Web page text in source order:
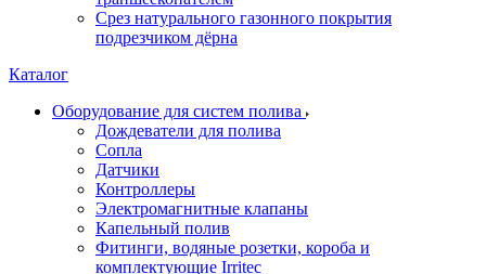
Срез натурального газонного покрытия
подрезчиком дёрна
Каталог
Оборудование для систем полива
Дождеватели для полива
Сопла
Датчики
Контроллеры
Электромагнитные клапаны
Капельный полив
Фитинги, водяные розетки, короба и
комплектующие Irritec